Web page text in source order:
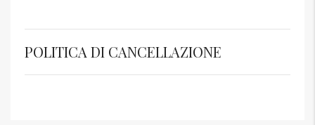
POLITICA DI CANCELLAZIONE